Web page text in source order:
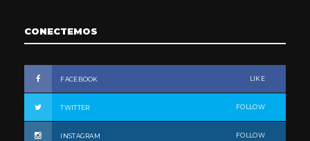
CONECTEMOS
FACEBOOK LIKE
TWITTER FOLLOW
INSTAGRAM FOLLOW